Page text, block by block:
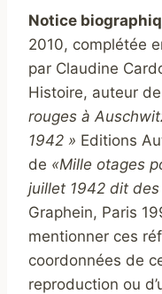
Notice
2010, complétée
par Claudine
Histoire, auteur
rouges à
1942 » Editions
de «Mille otages
juillet 1942 dit
Graphein, Paris
mentionner ces
coordonnées de
reproduction ou